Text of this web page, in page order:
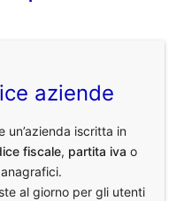
aziende
un’azienda iscritta in
fiscale, partita iva o
al giorno per gli utenti